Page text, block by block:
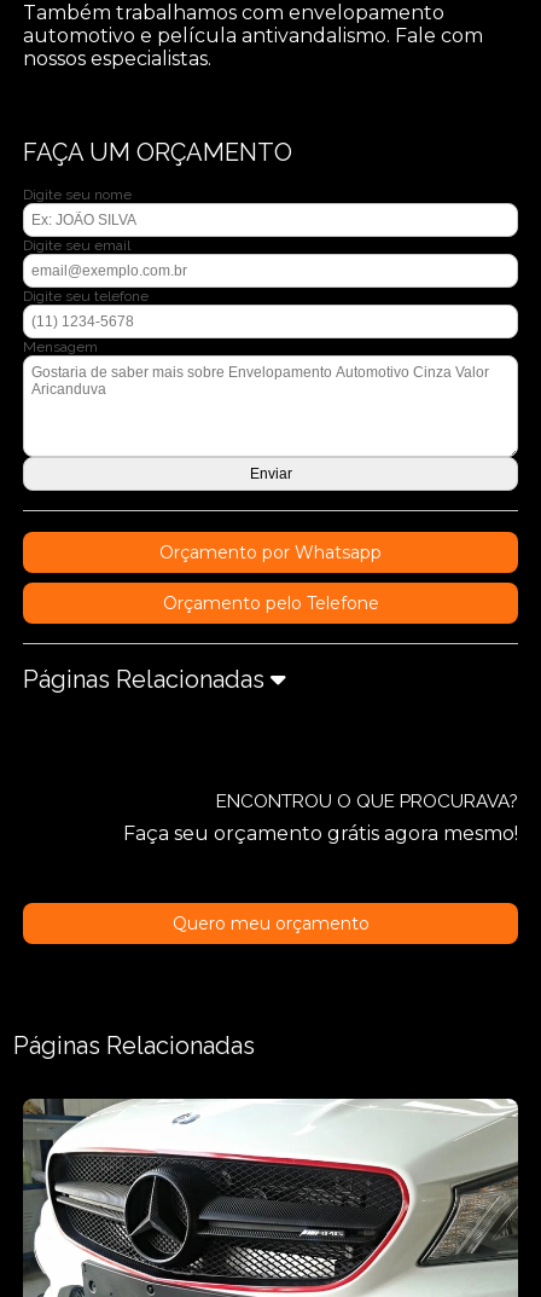
Também trabalhamos com envelopamento
automotivo e película antivandalismo. Fale com
nossos especialistas.
FAÇA UM ORÇAMENTO
Digite seu nome
Digite seu email
Digite seu telefone
Mensagem
Orçamento por Whatsapp
Orçamento pelo Telefone
Páginas Relacionadas
ENCONTROU O QUE PROCURAVA?
Faça seu orçamento grátis agora mesmo!
Quero meu orçamento
Páginas Relacionadas